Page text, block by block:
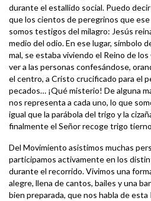
durante el estallido social. Puedo
que los cientos de peregrinos que ese
somos testigos del milagro: Jesús
medio del odio. En ese lugar, símbolo
mal, se estaba viviendo el Reino de
ver a las personas confesándose,
el centro, a Cristo crucificado para el
pecados… ¡Qué misterio! De alguna
nos representa a cada uno, lo que
igual que la parábola del trigo y la
finalmente el Señor recoge trigo
Del Movimiento asistimos muchas
participamos activamente en los
durante el recorrido. Vivimos una
alegre, llena de cantos, bailes y una
bien preparada, que nos habla de